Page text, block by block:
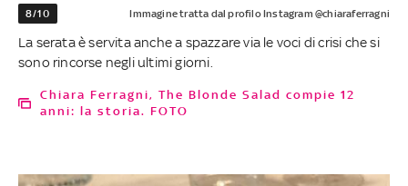
8/10 Immagine tratta dal profilo Instagram @chiaraferragni
La serata è servita anche a spazzare via le voci di crisi che si
sono rincorse negli ultimi giorni.
Chiara Ferragni, The Blonde Salad compie 12
anni: la storia. FOTO